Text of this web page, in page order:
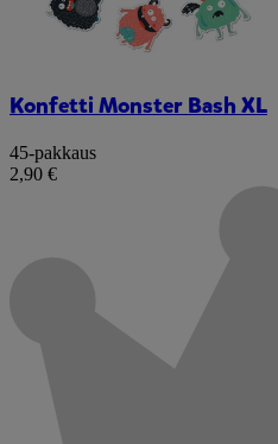
Konfetti Monster Bash XL
45-pakkaus
2,90 €